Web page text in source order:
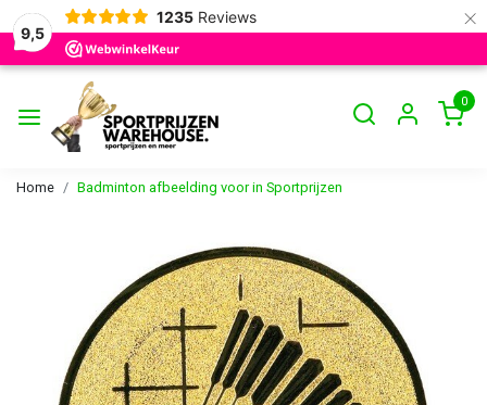
9,5
1235 Reviews ×
0
Home Badminton afbeelding voor in Sportprijzen